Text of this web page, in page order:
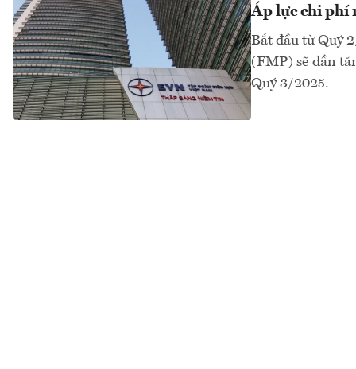
Áp lực chi phí
Bắt đầu từ Quý
(FMP) sẽ dần
Quý 3/2025.